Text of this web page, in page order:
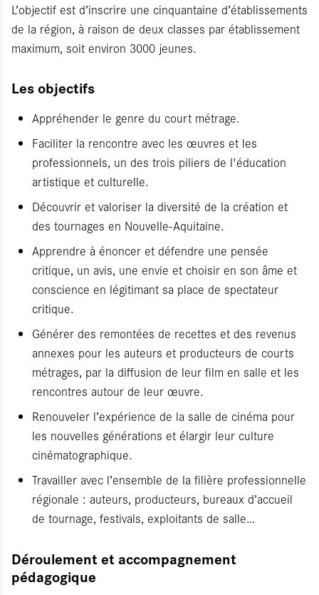
L’objectif est d’inscrire une cinquantaine d’établissements
de la région, à raison de deux classes par établissement
maximum, soit environ 3000 jeunes.
Les objectifs
Appréhender le genre du court métrage.
Faciliter la rencontre avec les œuvres et les
professionnels, un des trois piliers de l'éducation
artistique et culturelle.
Découvrir et valoriser la diversité de la création et
des tournages en Nouvelle-Aquitaine.
Apprendre à énoncer et défendre une pensée
critique, un avis, une envie et choisir en son âme et
conscience en légitimant sa place de spectateur
critique.
Générer des remontées de recettes et des revenus
annexes pour les auteurs et producteurs de courts
métrages, par la diffusion de leur film en salle et les
rencontres autour de leur œuvre.
Renouveler l’expérience de la salle de cinéma pour
les nouvelles générations et élargir leur culture
cinématographique.
Travailler avec l’ensemble de la filière professionnelle
régionale : auteurs, producteurs, bureaux d’accueil
de tournage, festivals, exploitants de salle…
Déroulement et accompagnement
pédagogique